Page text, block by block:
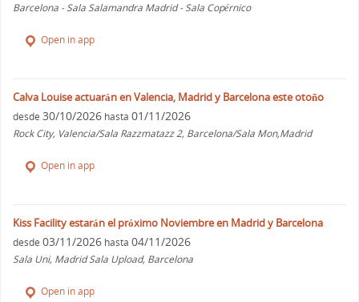
Barcelona - Sala Salamandra Madrid - Sala Copérnico
Open in app
Calva Louise actuarán en Valencia, Madrid y Barcelona este otoño
desde 30/10/2026 hasta 01/11/2026
Rock City, Valencia/Sala Razzmatazz 2, Barcelona/Sala Mon,Madrid
Open in app
Kiss Facility estarán el próximo Noviembre en Madrid y Barcelona
desde 03/11/2026 hasta 04/11/2026
Sala Uni, Madrid Sala Upload, Barcelona
Open in app